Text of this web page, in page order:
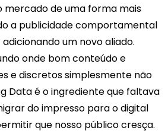
mercado de uma forma mais
a publicidade comportamental
um novo aliado.
onde bom conteúdo e
e discretos simplesmente não
Data é o ingrediente que faltava
do impresso para o digital
que nosso público cresça.